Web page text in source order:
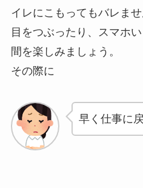
イレにこもってもバレませ
目をつぶったり、スマホ
間を楽しみましょう。
その際に
早く仕事に